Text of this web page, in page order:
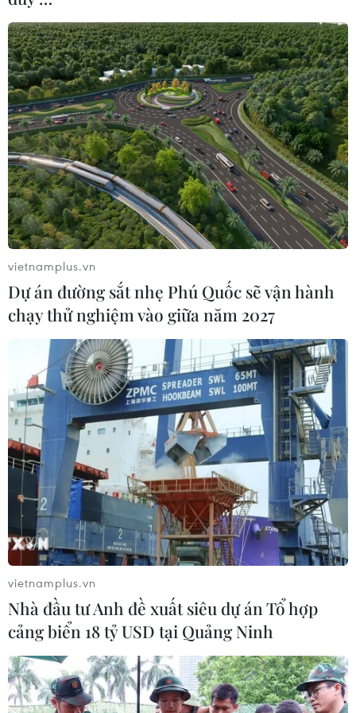
1,4 tỷ người của Trung Quốc không thể "phủ" hết được
lượng căn hộ này.
vietnamplus.vn
Dự án đường sắt nhẹ Phú Quốc sẽ vận hành
chạy thử nghiệm vào giữa năm 2027
vietnamplus.vn
Nhà đầu tư Anh đề xuất siêu dự án Tổ hợp
cảng biển 18 tỷ USD tại Quảng Ninh